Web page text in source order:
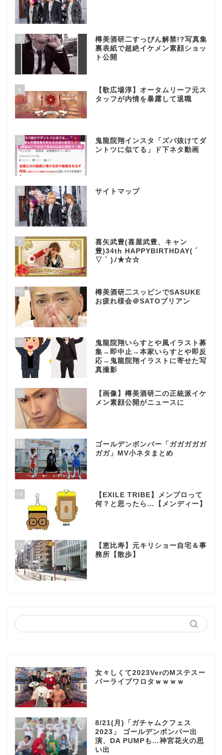
5
樽美酒研二すっぴん解禁!?写真集
裏表紙で超絶イケメン素顔ショッ
ト公開
6
【歌広場淳】オータムリーフ元ス
タッフが内情を暴露して退職
7
鬼龍院翔インスタ「ズバ抜けてダ
ントツに似てる」ド下ネタ動画
8 サイトマップ
9
喜矢武豊(喜屋武豊、キャン
豊)34th HAPPYBIRTHDAY( ´
▽ ` )ﾉ★☆☆
10
樽美酒研二スッピンでSASUKE
お疲れ様会＠SATOブリアン
11
鬼龍院翔いらすとや風イラスト募
集→即中止→本家いらすとや即反
応→鬼龍院翔イラストに寄せた写
真撮影
12
【画像】樽美酒研二の正統派イケ
メン素顔公開がニュースに
13
ゴールデンボンバー「ガガガガガ
ガガ」MV小ネタまとめ
14
【EXILE TRIBE】メンプロって
何？と思ったら…【メンディー】
15
【恵比寿】元キリショー自宅＆事
務所【散歩】
女々しくて2023VerのMステスー
パーライブワロタｗｗｗｗ
8/21(月)「ガチャムクフェス
2023」 ゴールデンボンバー出
演、DA PUMPも…神宮花火の思
い出